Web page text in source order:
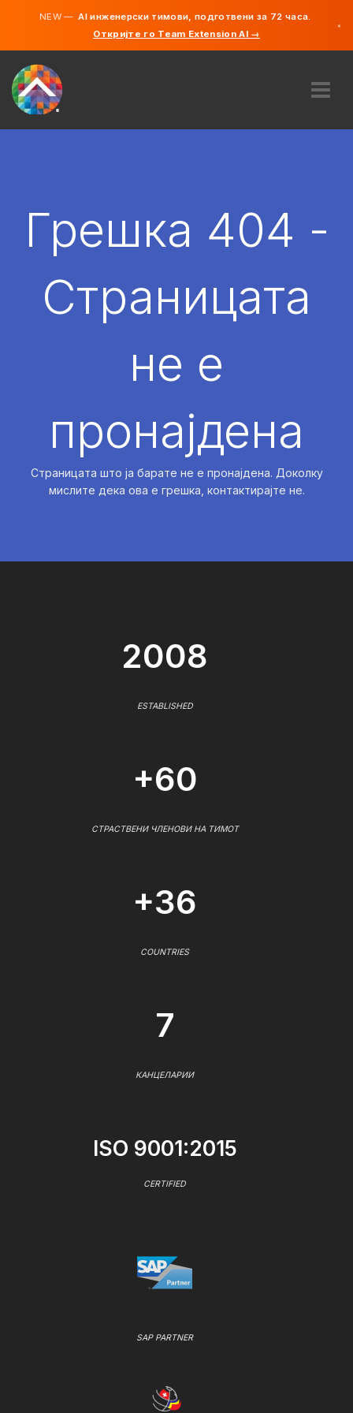
NEW —AI инженерски тимови, подготвени за 72 часа.
Откријте го Team Extension AI →
×
АНГАЖИРАЈ
Грешка 404 -
Страницата
не е
пронајдена
Страницата што ја барате не е пронајдена. Доколку
мислите дека ова е грешка, контактирајте не.
2008
ESTABLISHED
+60
СТРАСТВЕНИ ЧЛЕНОВИ НА ТИМОТ
+36
COUNTRIES
7
КАНЦЕЛАРИИ
ISO 9001:2015
CERTIFIED
SAP PARTNER